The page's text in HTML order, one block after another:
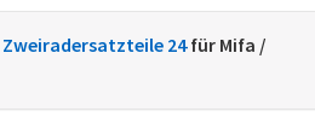
Zweiradersatzteile 24für Mifa /